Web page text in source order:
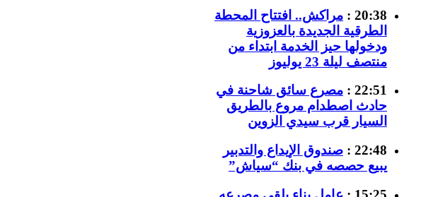
20:38 :
مراكش.. افتتاح المحطة
الطرقية الجديدة بالعزوزية
ودخولها حيز الخدمة ابتداء من
منتصف ليلة 23 يوليوز
22:51 :
مصرع سائق شاحنة في
حادث اصطدام مروع بالطريق
السيار قرب سيدي الزوين
22:48 :
صندوق الإيداع والتدبير
يبيع حصصه في بنك “سياش”